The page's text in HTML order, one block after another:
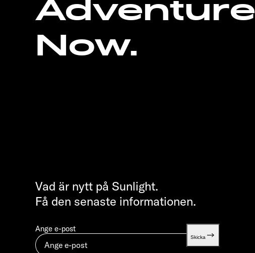
Adventure
Now.
Vad är nytt på Sunlight.
Få den senaste informationen.
Ange e-post
Skicka